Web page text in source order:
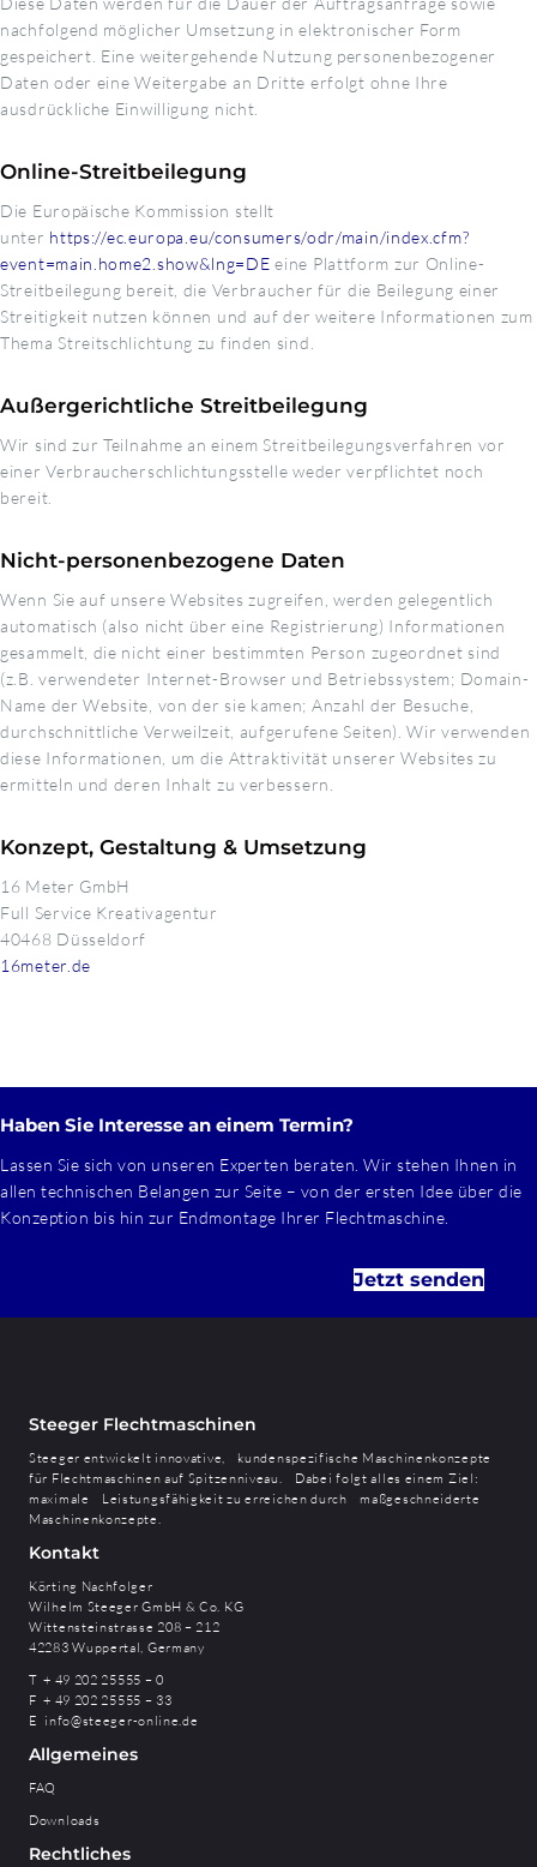
nachfolgend möglicher Umsetzung in elektronischer Form
gespeichert. Eine weitergehende Nutzung personenbezogener
Daten oder eine Weitergabe an Dritte erfolgt ohne Ihre
ausdrückliche Einwilligung nicht.
Online-Streitbeilegung
Die Europäische Kommission stellt
unter https://ec.europa.eu/consumers/odr/main/index.cfm?
event=main.home2.show&lng=DE eine Plattform zur Online-
Streitbeilegung bereit, die Verbraucher für die Beilegung einer
Streitigkeit nutzen können und auf der weitere Informationen zum
Thema Streitschlichtung zu finden sind.
Außergerichtliche Streitbeilegung
Wir sind zur Teilnahme an einem Streitbeilegungsverfahren vor
einer Verbraucherschlichtungsstelle weder verpflichtet noch
bereit.
Nicht-personenbezogene Daten
Wenn Sie auf unsere Websites zugreifen, werden gelegentlich
automatisch (also nicht über eine Registrierung) Informationen
gesammelt, die nicht einer bestimmten Person zugeordnet sind
(z.B. verwendeter Internet-Browser und Betriebssystem; Domain-
Name der Website, von der sie kamen; Anzahl der Besuche,
durchschnittliche Verweilzeit, aufgerufene Seiten). Wir verwenden
diese Informationen, um die Attraktivität unserer Websites zu
ermitteln und deren Inhalt zu verbessern.
Konzept, Gestaltung & Umsetzung
16 Meter GmbH
Full Service Kreativagentur
40468 Düsseldorf
16meter.de
Haben Sie Interesse an einem Termin?
Lassen Sie sich von unseren Experten beraten. Wir stehen Ihnen in
allen technischen Belangen zur Seite – von der ersten Idee über die
Konzeption bis hin zur Endmontage Ihrer Flechtmaschine.
Jetzt senden
Steeger Flechtmaschinen
Steeger entwickelt innovative, kundenspezifische Maschinenkonzepte
für Flechtmaschinen auf Spitzenniveau. Dabei folgt alles einem Ziel:
maximale Leistungsfähigkeit zu erreichen durch maßgeschneiderte
Maschinenkonzepte.
Kontakt
Körting Nachfolger
Wilhelm Steeger GmbH & Co. KG
Wittensteinstrasse 208 – 212
42283 Wuppertal, Germany
T + 49 202 25555 – 0
F + 49 202 25555 – 33
E info@steeger-online.de
Allgemeines
FAQ
Downloads
Rechtliches